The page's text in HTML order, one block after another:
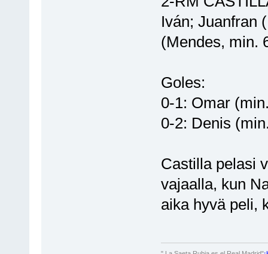
Iván; Juanfran
(Mendes, min.
Goles:
0-1: Omar
0-2: Denis
Castilla pelasi
vajaalla, kun
aika hyvä peli,